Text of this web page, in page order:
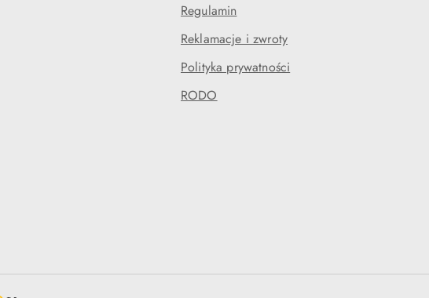
Regulamin
Reklamacje i zwroty
Polityka prywatności
RODO